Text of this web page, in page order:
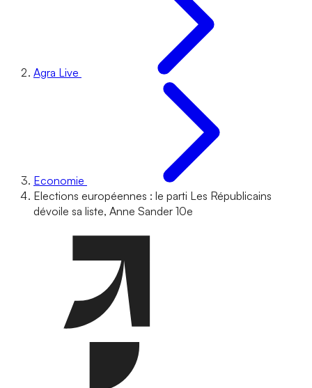
Agra Live
Economie
Elections européennes : le parti Les Républicains
dévoile sa liste, Anne Sander 10e